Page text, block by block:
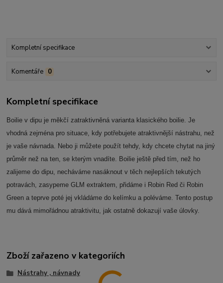
Kompletní specifikace
Komentáře 0
Kompletní specifikace
Boilie v dipu je měkčí zatraktivněná varianta klasického boilie. Je
vhodná zejména pro situace, kdy potřebujete atraktivnější nástrahu, než
je vaše návnada. Nebo ji můžete použít tehdy, kdy chcete chytat na jiný
průměr než na ten, se kterým vnadíte. Boilie ještě před tím, než ho
zalijeme do dipu, necháváme nasáknout v těch nejlepších tekutých
potravách, zasypeme GLM extraktem, přidáme i Robin Red či Robin
Green a teprve poté jej vkládáme do kelímku a poléváme. Tento postup
mu dává mimořádnou atraktivitu, jak ostatně dokazují vaše úlovky.
Zboží zařazeno v kategoriích
Nástrahy , návnady